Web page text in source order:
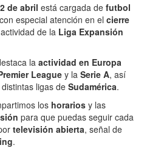
de abril está cargada de futbol
especial atención en el cierre
de la Liga Expansión
la actividad en Europa
League y la Serie A, así
ligas de Sudamérica.
los horarios y las
para que puedas seguir cada
televisión abierta, señal de
.